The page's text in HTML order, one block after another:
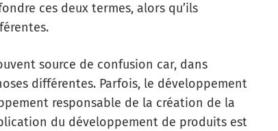
ces deux termes, alors qu’ils
source de confusion car, dans
différentes. Parfois, le développement
responsable de la création de la
du développement de produits est